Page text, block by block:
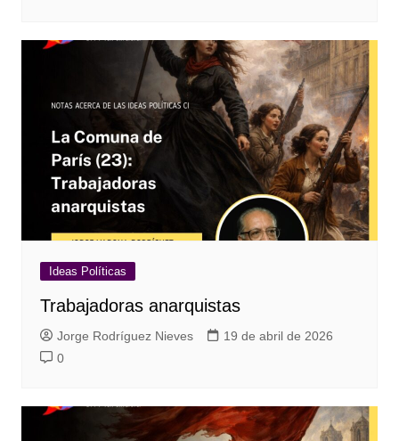
Ideas Políticas
Trabajadoras anarquistas
Jorge Rodríguez Nieves
19 de abril de 2026
0